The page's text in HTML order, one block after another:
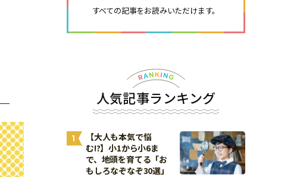
すべての記事をお読みいただけます。
人気記事ランキング
1
【大人も本気で悩
む!?】小1から小6ま
で、地頭を育てる「お
もしろなぞなぞ30選」